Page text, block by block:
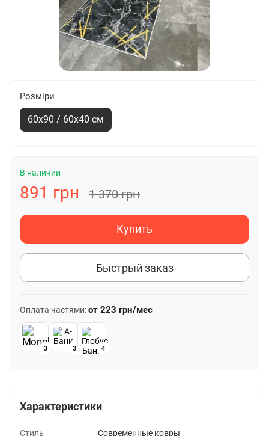
Розміри
60х90 / 60х40 см
В наличии
891 грн 1 370 грн
Купить
Быстрый заказ
Оплата частями:от 223 грн/мес
3 3 4
Характеристики
Стиль
Современные ковры